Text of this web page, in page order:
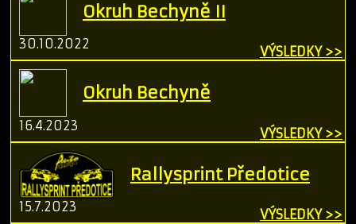
Okruh Bechyně II
30.10.2022 VÝSLEDKY >>
Okruh Bechyně
16.4.2023 VÝSLEDKY >>
Rallysprint Předotice
15.7.2023 VÝSLEDKY >>